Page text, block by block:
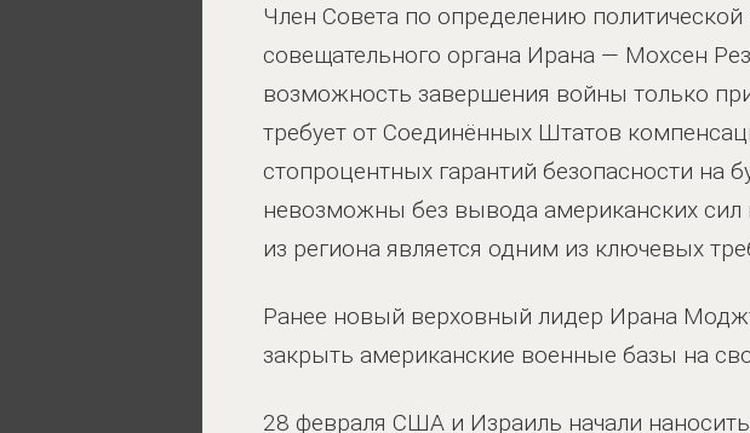
Член Совета по определению
совещательного органа Ирана — Мохсен
возможность завершения войны только
требует от Соединённых Штатов
стопроцентных гарантий безопасности на
невозможны без вывода американских
из региона является одним из ключевых
Ранее новый верховный лидер Ирана
закрыть американские военные базы на
28 февраля США и Израиль начали